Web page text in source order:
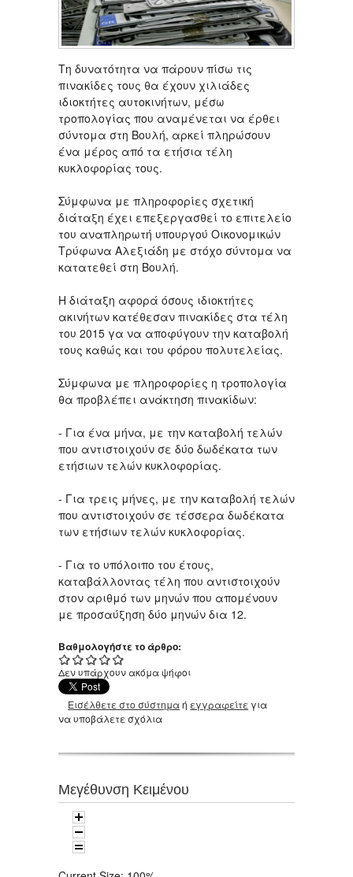
Τη δυνατότητα να πάρουν πίσω τις
πινακίδες τους θα έχουν χιλιάδες
ιδιοκτήτες αυτοκινήτων, μέσω
τροπολογίας που αναμένεται να έρθει
σύντομα στη Βουλή, αρκεί πληρώσουν
ένα μέρος από τα ετήσια τέλη
κυκλοφορίας τους.
Σύμφωνα με πληροφορίες σχετική
διάταξη έχει επεξεργασθεί το επιτελείο
του αναπληρωτή υπουργού Οικονομικών
Τρύφωνα Αλεξιάδη με στόχο σύντομα να
κατατεθεί στη Βουλή.
Η διάταξη αφορά όσους ιδιοκτήτες
ακινήτων κατέθεσαν πινακίδες στα τέλη
του 2015 γα να αποφύγουν την καταβολή
τους καθώς και του φόρου πολυτελείας.
Σύμφωνα με πληροφορίες η τροπολογία
θα προβλέπει ανάκτηση πινακίδων:
- Για ένα μήνα, με την καταβολή τελών
που αντιστοιχούν σε δύο δωδέκατα των
ετήσιων τελών κυκλοφορίας.
- Για τρεις μήνες, με την καταβολή τελών
που αντιστοιχούν σε τέσσερα δωδέκατα
των ετήσιων τελών κυκλοφορίας.
- Για το υπόλοιπο του έτους,
καταβάλλοντας τέλη που αντιστοιχούν
στον αριθμό των μηνών που απομένουν
με προσαύξηση δύο μηνών δια 12.
Βαθμολογήστε το άρθρο:
Δεν υπάρχουν ακόμα ψήφοι
Εισέλθετε στο σύστημαή εγγραφείτε για
να υποβάλετε σχόλια
Μεγέθυνση Κειμένου